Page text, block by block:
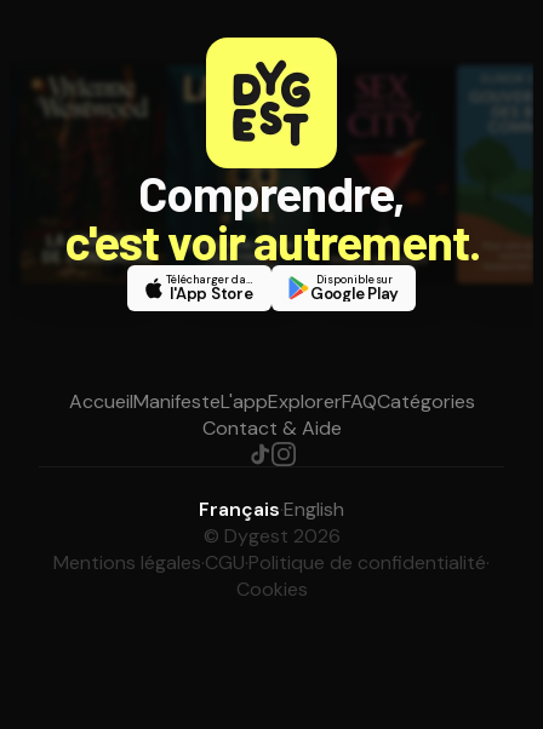
Comprendre,
c'est voir autrement.
Télécharger dans
l'App Store
Disponible sur
Google Play
AccueilManifesteL'appExplorerFAQCatégories
Contact & Aide
Français·English
© Dygest 2026
Mentions légales·CGU·Politique de confidentialité·
Cookies